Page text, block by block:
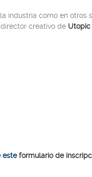
industria como en otros
creativo de Utopic
esteformulario de